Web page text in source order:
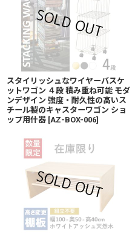
スタイリッシュなワイヤーバスケ
ットワゴン ４段 積み重ね可能 モダ
ンデザイン 強度・耐久性の高いス
チール製のキャスターワゴン ショ
ップ用什器 [AZ-BOX-006]